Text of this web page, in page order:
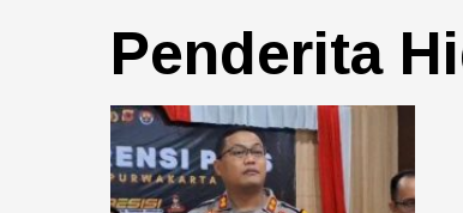
Penderita